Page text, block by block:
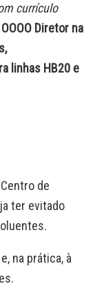
currículo
OOOO Diretor na
linhas HB20 e
de
ter evitado
na prática, à